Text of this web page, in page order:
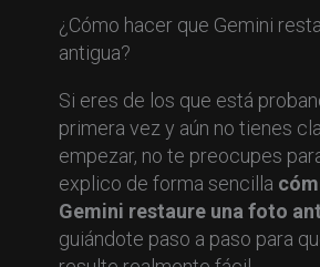
¿Cómo hacer que Gemini
antigua?
Si eres de los que está
primera vez y aún no tienes
empezar, no te preocupes
explico de forma sencilla
Gemini restaure una foto
guiándote paso a paso para